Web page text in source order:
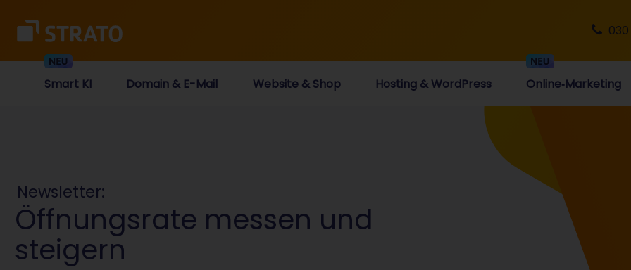
Smart KI Domain & E-Mail Website & Shop Hosting & WordPress Online‑Marketing
Newsletter:
Öffnungsrate messen und
steigern